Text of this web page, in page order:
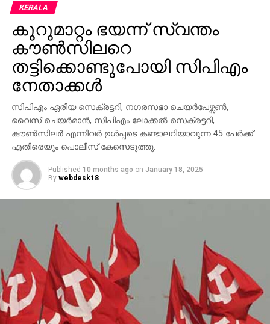
KERALA
കൂറുമാറ്റം ഭയന്ന് സ്വന്തം
കൗണ്‍സിലറെ
തട്ടിക്കൊണ്ടുപോയി സിപിഎം
നേതാക്കള്‍
സിപിഎം ഏരിയ സെക്രട്ടറി, നഗരസഭാ ചെയര്‍പേഴ്സണ്‍,
വൈസ് ചെയര്‍മാന്‍, സിപിഎം ലോക്കല്‍ സെക്രട്ടറി,
കൗണ്‍സിലര്‍ എന്നിവര്‍ ഉള്‍പ്പടെ കണ്ടാലറിയാവുന്ന 45 പേര്‍ക്ക്
എതിരെയും പൊലീസ് കേസെടുത്തു.
Published 10 months ago on January 18, 2025
By webdesk18